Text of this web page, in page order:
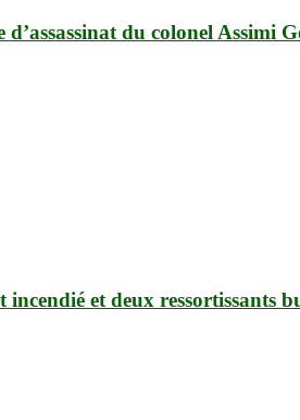
du colonel Assimi
et deux ressortissants